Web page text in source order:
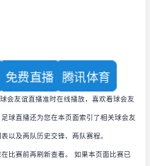
免费直播 腾讯体育
会友谊直播准时在线播放，喜欢看球会友
球直播还为您在本页面索引了相关球会友
以及两队历史交锋、两队赛程。
比赛前再刷新查看。 如果本页面比赛已